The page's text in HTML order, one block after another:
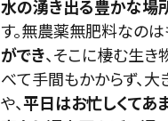
水の湧き出る豊かな場
す。無農薬無肥料なのは
ができ、そこに棲む生
べて手間もかからず、
や、平日はお忙しくてあ